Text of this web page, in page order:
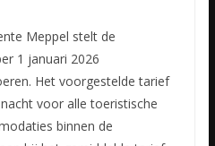
Meppel stelt de
1 januari 2026
Het voorgestelde tarief
voor alle toeristische
binnen de